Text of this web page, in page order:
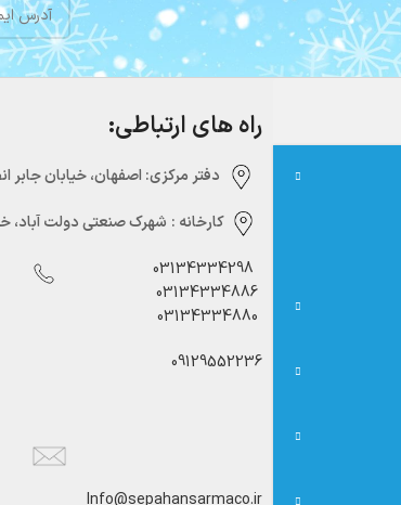
راه های ارتباطی:
دفتر مرکزی:‌ اصفهان، خیابان جابر انصاری،
کارخانه : شهرک صنعتی دولت آباد،
03134334298
03134334886
03134334880
09129552236
Info@sepahansarmaco.ir